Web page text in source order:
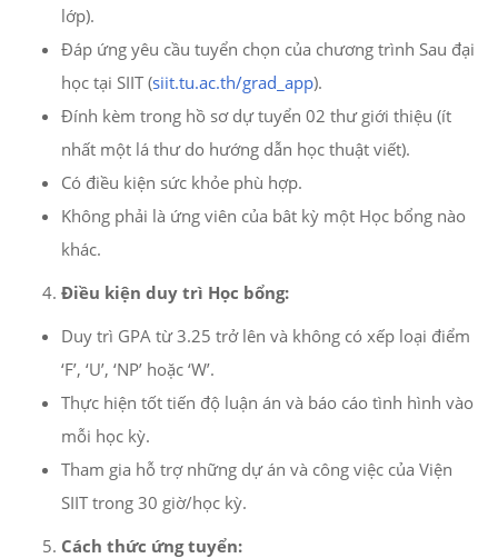
lớp).
Đáp ứng yêu cầu tuyển chọn của chương trình Sau đại
học tại SIIT (siit.tu.ac.th/grad_app).
Đính kèm trong hồ sơ dự tuyển 02 thư giới thiệu (ít
nhất một lá thư do hướng dẫn học thuật viết).
Có điều kiện sức khỏe phù hợp.
Không phải là ứng viên của bât kỳ một Học bổng nào
khác.
Điều kiện duy trì Học bổng:
Duy trì GPA từ 3.25 trở lên và không có xếp loại điểm
‘F’, ‘U’, ‘NP’ hoặc ‘W’.
Thực hiện tốt tiến độ luận án và báo cáo tình hình vào
mỗi học kỳ.
Tham gia hỗ trợ những dự án và công việc của Viện
SIIT trong 30 giờ/học kỳ.
Cách thức ứng tuyển: